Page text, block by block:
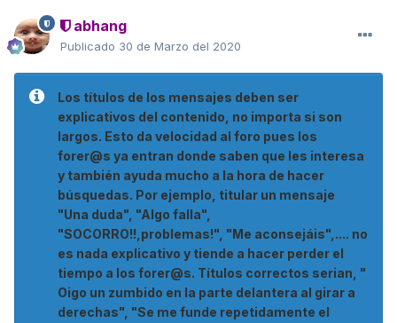
abhang
Publicado 30 de Marzo del 2020
Los títulos de los mensajes deben ser
explicativos del contenido, no importa si son
largos. Esto da velocidad al foro pues los
forer@s ya entran donde saben que les interesa
y también ayuda mucho a la hora de hacer
búsquedas. Por ejemplo, titular un mensaje
"Una duda", "Algo falla",
"SOCORRO!!,problemas!", "Me aconsejáis",.... no
es nada explicativo y tiende a hacer perder el
tiempo a los forer@s. Títulos correctos serian, "
Oigo un zumbido en la parte delantera al girar a
derechas", "Se me funde repetidamente el